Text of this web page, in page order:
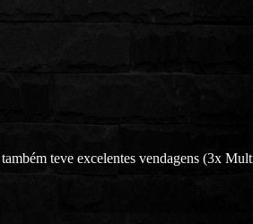
teve excelentes vendagens (3x